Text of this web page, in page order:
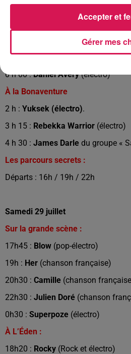
(électro)
(entre new-wave et
(entre funk et
23 h :Charlotte De Witte(électro)
0 h 00 :Daniel Avery(électro)
À la Bonaventure
2 h : Yuksek (électro).
3 h 15 : Rebekka Warrior (électro)
4 h 30 : James Darle du groupe «
Les parcours secrets :
Départs : 16h / 19h / 22h
Samedi 29 juillet
Sur la grande scène :
17h45 : Blow (pop-électro)
19h : Her (chanson française)
20h30 : Camille (chanson
22h30 : Julien Doré (chanson
0h30 : Superpoze (électro)
À L’Éden :
18h20 : Rocky (Rock et électro)
Gérer mes
Accepter et